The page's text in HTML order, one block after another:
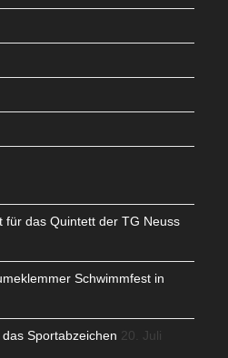
für das Quintett der TG Neuss
Schwimmfest in
Sportabzeichen 20. Juli